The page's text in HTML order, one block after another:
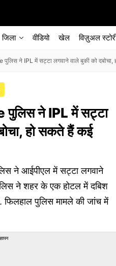
जिला वीडियो खेल विज़ुअल
ने IPL में सट्टा लगवाने वाले बुकी को
ने IPL में सट्टा
हो सकते हैं कई
ने आईपीएल में सट्टा लगवाने
ने शहर के एक होटल में दबिश
फिलहाल पुलिस मामले की जांच में